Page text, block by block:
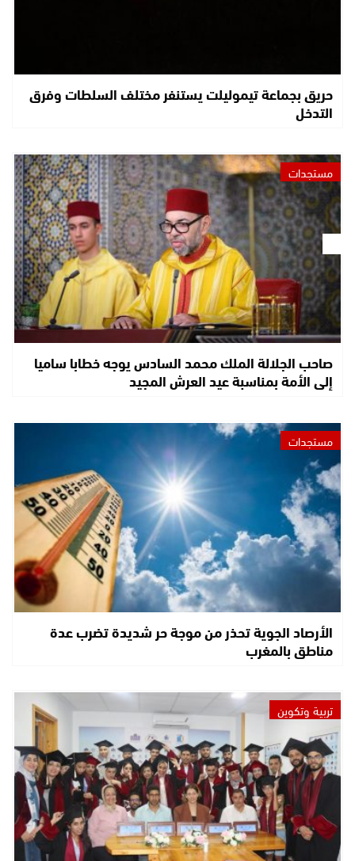
حريق بجماعة تيموليلت يستنفر مختلف السلطات وفرق
التدخل
مستجدات
صاحب الجلالة الملك محمد السادس يوجه خطابا ساميا
إلى الأمة بمناسبة عيد العرش المجيد
مستجدات
الأرصاد الجوية تحذر من موجة حر شديدة تضرب عدة
مناطق بالمغرب
تربية وتكوين